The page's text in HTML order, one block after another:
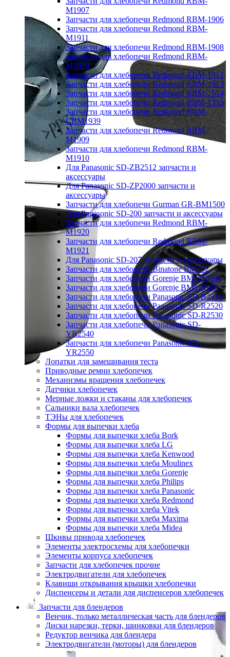
M1907
Запчасти для хлебопечи Redmond RBM-1906
Запчасти для хлебопечи Redmond RBM-
M1911
Запчасти для хлебопечи Redmond RBM-1908
Запчасти для хлебопечи Redmond RBM-
M1919
Запчасти для хлебопечи Redmond RBM-1912
Запчасти для хлебопечи Redmond RBM-1913
Запчасти для хлебопечи Redmond RBM-1914
Запчасти для хлебопечи Redmond RBM-1915
Запчасти для хлебопечи Redmond RBM-
CBM1939
Запчасти для хлебопечи Redmond RBM-
M1909
Запчасти для хлебопечи Redmond RBM-
M1910
Для Panasonic SD-ZB2512 запчасти и
аксессуары
Для Panasonic SD-ZP2000 запчасти и
аксессуары
Запчасти для хлебопечи Gurman GR-BM1500
Для Panasonic SD-200 запчасти и аксессуары
Запчасти для хлебопечи Redmond RBM-
M1920
Запчасти для хлебопечи Redmond RBM-
M1921
Для Panasonic SD-207 запчасти и аксессуары
Запчасти для хлебопечи Binatone BM202
Запчасти для хлебопечи Gorenje BM1210BK
Запчасти для хлебопечи Gorenje BM910WII
Запчасти для хлебопечи Panasonic SD-B2510
Запчасти для хлебопечи Panasonic SD-R2520
Запчасти для хлебопечи Panasonic SD-R2530
Запчасти для хлебопечи Panasonic SD-
YR2540
Запчасти для хлебопечи Panasonic SD-
YR2550
Лопатки для замешивания теста
Приводные ремни хлебопечек
Механизмы вращения хлебопечек
Датчики хлебопечек
Мерные ложки и стаканы для хлебопечек
Сальники вала хлебопечек
ТЭНы для хлебопечек
Формы для выпечки хлеба
Формы для выпечки хлеба Bork
Формы для выпечки хлеба LG
Формы для выпечки хлеба Kenwood
Формы для выпечки хлеба Moulinex
Формы для выпечки хлеба Gorenje
Формы для выпечки хлеба Philips
Формы для выпечки хлеба Panasonic
Формы для выпечки хлеба Redmond
Формы для выпечки хлеба Vitek
Формы для выпечки хлеба Maxima
Формы для выпечки хлеба Midea
Шкивы привода хлебопечек
Элементы электросхемы для хлебопечки
Элементы корпуса хлебопечек
Запчасти для хлебопечек прочие
Электродвигатели для хлебопечек
Клавиши открывания крышки хлебопечки
Диспенсеры и детали для диспенсеров хлебопечек
Запчасти для блендеров
Венчик, только металлическая часть для блендеров
Диски нарезки, терки, шинковки для блендеров
Редуктор венчика для блендера
Электродвигатели (моторы) для блендеров